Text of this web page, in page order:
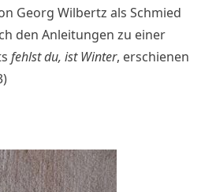
Georg Wilbertz als Schmied
den Anleitungen zu einer
fehlst du, ist Winter, erschienen